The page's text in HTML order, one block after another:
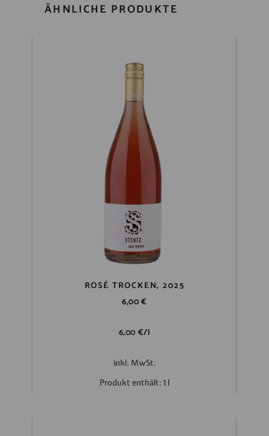
ÄHNLICHE PRODUKTE
ROSÉ TROCKEN, 2025
6,00€
6,00 €/l
inkl. MwSt.
Produkt enthält: 1 l